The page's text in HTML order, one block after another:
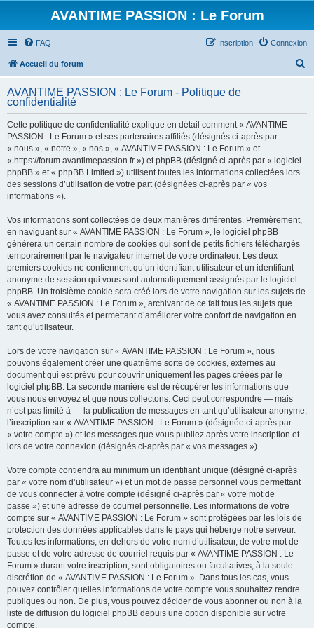
AVANTIME PASSION : Le Forum
FAQ Connexion
Inscription
Accueil du forum
h
AVANTIME PASSION : Le Forum - Politique de
confidentialité
Cette politique de confidentialité explique en détail comment « AVANTIME
PASSION : Le Forum » et ses partenaires affiliés (désignés ci-après par
« nous », « notre », « nos », « AVANTIME PASSION : Le Forum » et
« https://forum.avantimepassion.fr ») et phpBB (désigné ci-après par « logiciel
phpBB » et « phpBB Limited ») utilisent toutes les informations collectées lors
des sessions d’utilisation de votre part (désignées ci-après par « vos
informations »).
Vos informations sont collectées de deux manières différentes. Premièrement,
en naviguant sur « AVANTIME PASSION : Le Forum », le logiciel phpBB
génèrera un certain nombre de cookies qui sont de petits fichiers téléchargés
temporairement par le navigateur internet de votre ordinateur. Les deux
premiers cookies ne contiennent qu’un identifiant utilisateur et un identifiant
anonyme de session qui vous sont automatiquement assignés par le logiciel
phpBB. Un troisième cookie sera créé lors de votre navigation sur les sujets de
« AVANTIME PASSION : Le Forum », archivant de ce fait tous les sujets que
vous avez consultés et permettant d’améliorer votre confort de navigation en
tant qu’utilisateur.
Lors de votre navigation sur « AVANTIME PASSION : Le Forum », nous
pouvons également créer une quatrième sorte de cookies, externes au
document qui est prévu pour couvrir uniquement les pages créées par le
logiciel phpBB. La seconde manière est de récupérer les informations que
vous nous envoyez et que nous collectons. Ceci peut correspondre — mais
n’est pas limité à — la publication de messages en tant qu’utilisateur anonyme,
l’inscription sur « AVANTIME PASSION : Le Forum » (désignée ci-après par
« votre compte ») et les messages que vous publiez après votre inscription et
lors de votre connexion (désignés ci-après par « vos messages »).
Votre compte contiendra au minimum un identifiant unique (désigné ci-après
par « votre nom d’utilisateur ») et un mot de passe personnel vous permettant
de vous connecter à votre compte (désigné ci-après par « votre mot de
passe ») et une adresse de courriel personnelle. Les informations de votre
compte sur « AVANTIME PASSION : Le Forum » sont protégées par les lois de
protection des données applicables dans le pays qui héberge notre serveur.
Toutes les informations, en-dehors de votre nom d’utilisateur, de votre mot de
passe et de votre adresse de courriel requis par « AVANTIME PASSION : Le
Forum » durant votre inscription, sont obligatoires ou facultatives, à la seule
discrétion de « AVANTIME PASSION : Le Forum ». Dans tous les cas, vous
pouvez contrôler quelles informations de votre compte vous souhaitez rendre
publiques ou non. De plus, vous pouvez décider de vous abonner ou non à la
liste de diffusion du logiciel phpBB depuis une option disponible sur votre
compte.